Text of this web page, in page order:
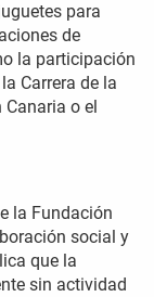
para
de
la participación
Carrera de la
o el
la Fundación
social y
que la
sin actividad